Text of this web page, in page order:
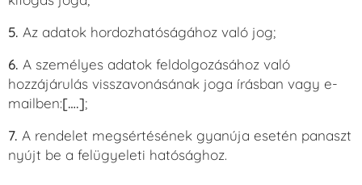
5. Az adatok hordozhatóságához való jog;
6. A személyes adatok feldolgozásához való
hozzájárulás visszavonásának joga írásban vagy e-
mailben:[….];
7. A rendelet megsértésének gyanúja esetén panaszt
nyújt be a felügyeleti hatósághoz.